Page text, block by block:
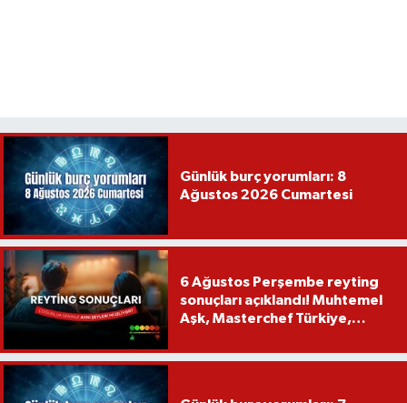
Günlük burç yorumları: 8
Ağustos 2026 Cumartesi
6 Ağustos Perşembe reyting
sonuçları açıklandı! Muhtemel
Aşk, Masterchef Türkiye,